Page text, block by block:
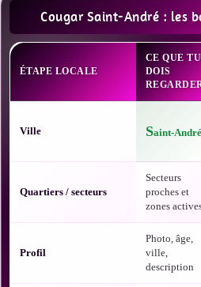
Cougar Saint-André : les
ÉTAPE LOCALE
CE QUE TU
DOIS
Ville Saint-André
Quartiers / secteurs
Secteurs
proches et
zones
Profil
Photo, âge,
ville,
description